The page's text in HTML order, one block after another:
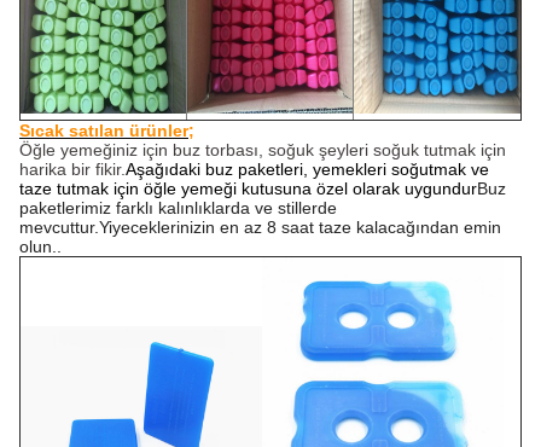
Sıcak satılan ürünler;
Öğle yemeğiniz için buz torbası, soğuk şeyleri soğuk tutmak için
harika bir fikir.Aşağıdaki buz paketleri, yemekleri soğutmak ve
taze tutmak için öğle yemeği kutusuna özel olarak uygundurBuz
paketlerimiz farklı kalınlıklarda ve stillerde
mevcuttur.Yiyeceklerinizin en az 8 saat taze kalacağından emin
olun..